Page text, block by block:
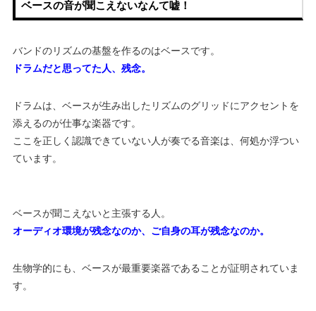
ベースの音が聞こえないなんて嘘！
バンドのリズムの基盤を作るのはベースです。
ドラムだと思ってた人、残念。
ドラムは、ベースが生み出したリズムのグリッドにアクセントを
添えるのが仕事な楽器です。
ここを正しく認識できていない人が奏でる音楽は、何処か浮つい
ています。
ベースが聞こえないと主張する人。
オーディオ環境が残念なのか、ご自身の耳が残念なのか。
生物学的にも、ベースが最重要楽器であることが証明されていま
す。